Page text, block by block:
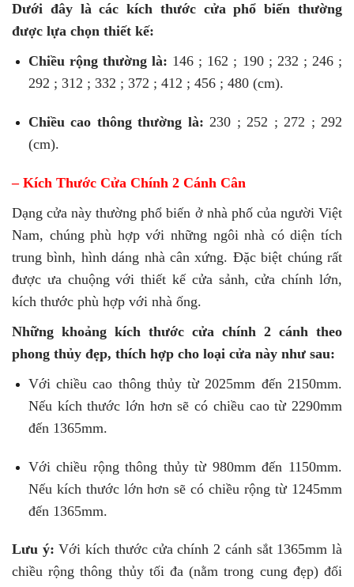
Dưới đây là các kích thước cửa phổ biến thường
được lựa chọn thiết kế:
Chiều rộng thường là: 146 ; 162 ; 190 ; 232 ; 246 ;
292 ; 312 ; 332 ; 372 ; 412 ; 456 ; 480 (cm).
Chiều cao thông thường là: 230 ; 252 ; 272 ; 292
(cm).
– Kích Thước Cửa Chính 2 Cánh Cân
Dạng cửa này thường phổ biến ở nhà phố của người Việt
Nam, chúng phù hợp với những ngôi nhà có diện tích
trung bình, hình dáng nhà cân xứng. Đặc biệt chúng rất
được ưa chuộng với thiết kế cửa sảnh, cửa chính lớn,
kích thước phù hợp với nhà ống.
Những khoảng kích thước cửa chính 2 cánh theo
phong thủy đẹp, thích hợp cho loại cửa này như sau:
Với chiều cao thông thủy từ 2025mm đến 2150mm.
Nếu kích thước lớn hơn sẽ có chiều cao từ 2290mm
đến 1365mm.
Với chiều rộng thông thủy từ 980mm đến 1150mm.
Nếu kích thước lớn hơn sẽ có chiều rộng từ 1245mm
đến 1365mm.
Lưu ý: Với kích thước cửa chính 2 cánh sắt 1365mm là
chiều rộng thông thủy tối đa (nằm trong cung đẹp) đối